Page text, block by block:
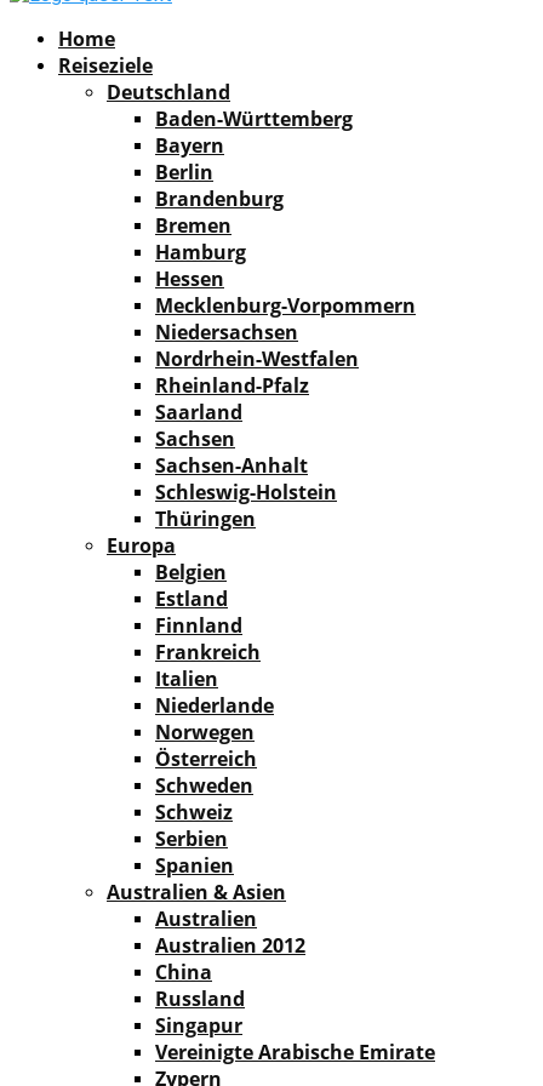
Home
Reiseziele
Deutschland
Baden-Württemberg
Bayern
Berlin
Brandenburg
Bremen
Hamburg
Hessen
Mecklenburg-Vorpommern
Niedersachsen
Nordrhein-Westfalen
Rheinland-Pfalz
Saarland
Sachsen
Sachsen-Anhalt
Schleswig-Holstein
Thüringen
Europa
Belgien
Estland
Finnland
Frankreich
Italien
Niederlande
Norwegen
Österreich
Schweden
Schweiz
Serbien
Spanien
Australien & Asien
Australien
Australien 2012
China
Russland
Singapur
Vereinigte Arabische Emirate
Zypern